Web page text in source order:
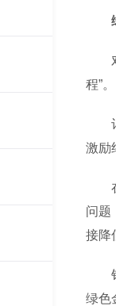
对
程”。
记
激励
在
问题
接降
针
绿色